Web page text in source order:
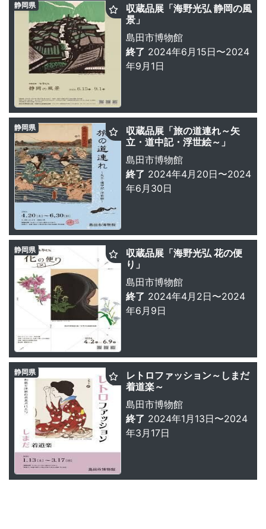
収蔵品展「海野光弘 静岡の風
景」
島田市博物館
終了 2024年6月15日〜2024
年9月1日
静岡県
収蔵品展「旅の道連れ～矢
立・道中記・浮世絵～」
島田市博物館
終了 2024年4月20日〜2024
年6月30日
静岡県
収蔵品展「海野光弘 花の便
り」
島田市博物館
終了 2024年4月2日〜2024
年6月9日
静岡県
レトロファッション～しまだ
着道楽～
島田市博物館
終了 2024年1月13日〜2024
年3月17日
静岡県